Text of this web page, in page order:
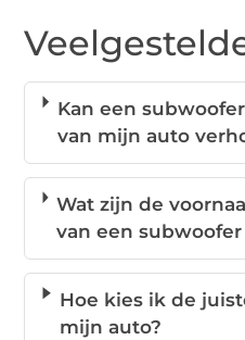
Kan een
van mijn auto
Wat zijn de
van een
Hoe kies ik de
mijn auto?